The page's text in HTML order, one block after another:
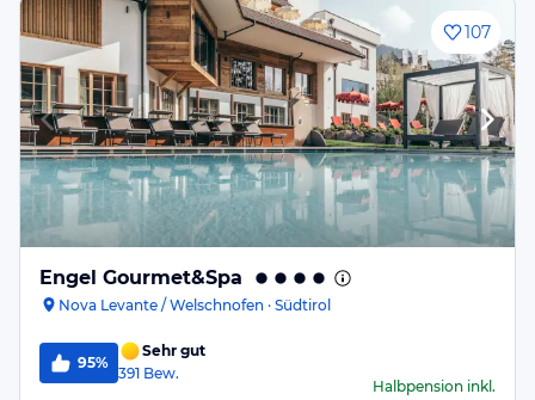
107
Engel Gourmet&Spa
Nova Levante / Welschnofen · Südtirol
95%
Sehr gut
391 Bew.
Halbpension inkl.